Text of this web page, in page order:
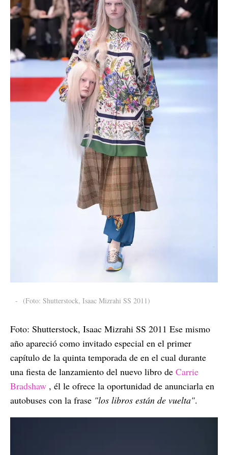
- (Foto: Shutterstock, Isaac Mizrahi SS 2011)
Foto: Shutterstock, Isaac Mizrahi SS 2011 Ese mismo
año apareció como invitado especial en el primer
capítulo de la quinta temporada de en el cual durante
una fiesta de lanzamiento del nuevo libro de Carrie
Bradshaw , él le ofrece la oportunidad de anunciarla en
autobuses con la frase "los libros están de vuelta".